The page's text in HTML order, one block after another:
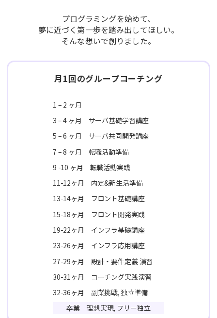
プログラミングを始めて、
夢に近づく第一歩を踏み出してほしい。
そんな想いで創りました。
月1回のグループコーチング
1 – 2 ヶ月
3 – 4 ヶ月 サーバ基礎学習講座
5 – 6 ヶ月 サーバ共同開発講座
7 – 8 ヶ月 転職活動準備
9 -10 ヶ月 転職活動実践
11-12ヶ月 内定&新生活準備
13-14ヶ月 フロント基礎講座
15-18ヶ月 フロント開発実践
19-22ヶ月 インフラ基礎講座
23-26ヶ月 インフラ応用講座
27-29ヶ月 設計・要件定義 演習
30-31ヶ月 コーチング実践演習
32-36ヶ月 副業挑戦, 独立準備
卒業 理想実現, フリー独立